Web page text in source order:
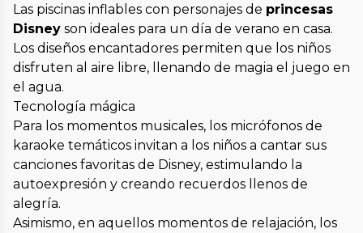
Las piscinas inflables con personajes de princesas
Disney son ideales para un día de verano en casa.
Los diseños encantadores permiten que los niños
disfruten al aire libre, llenando de magia el juego en
el agua.
Tecnología mágica
Para los momentos musicales, los micrófonos de
karaoke temáticos invitan a los niños a cantar sus
canciones favoritas de Disney, estimulando la
autoexpresión y creando recuerdos llenos de
alegría.
Asimismo, en aquellos momentos de relajación, los